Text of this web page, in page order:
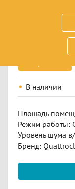
В наличии
Площадь
Режим работы:
Уровень шума
Бренд: